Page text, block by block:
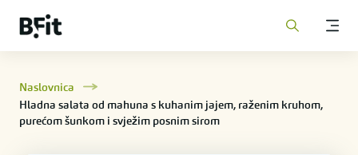
Naslovnica
Hladna salata od mahuna s kuhanim jajem, raženim kruhom,
purećom šunkom i svježim posnim sirom